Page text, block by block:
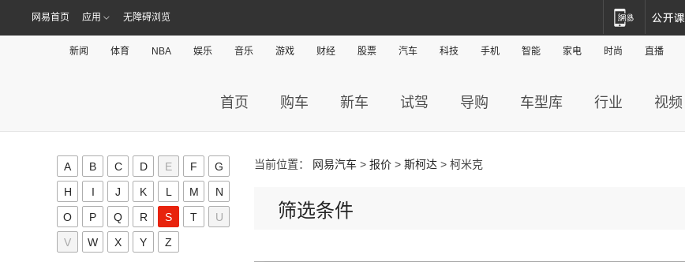
网易首页 应用 无障碍浏览
新闻 体育 NBA 娱乐 音乐 游戏 财经 股票 汽车 科技 手机 智能 家电 时尚 直播
首页 购车 新车 试驾 导购 车型库 行业 视频
A B C D E F
G
H
I J K L M
N
O
P Q R S T
U
V
W X Y Z
起亚KX3 EV(1)
起亚K3 EV
(4)
KX3傲跑
(5)
瑞虎7 PLUS
(24)
瑞虎7 PLUS新能源
(7)
探索06
(17)
瑞虎8 PLUS
(23)
艾瑞泽8
(14)
日产(167)
东风日产
(112)
轩逸·纯电
(2)
轩逸
(25)
探陆 (9)
劲客(6)
荣威(89)
荣威RX9
(5)
科莱威CLEVER (1)
荣威i6 MAX新能源
(8)
荣威Ei5
(3)
瑞风M3
(51)
瑞风M4
(9)
S
smart(9)
smart
smart精灵#1 (9)
三菱(27)
广汽三菱(27)
欧蓝德
(13)
思皓(89)
江淮大众(2)
沙龙(0)
当前位置： 网易汽车 > 报价 > 斯柯达 > 柯米克
筛选条件